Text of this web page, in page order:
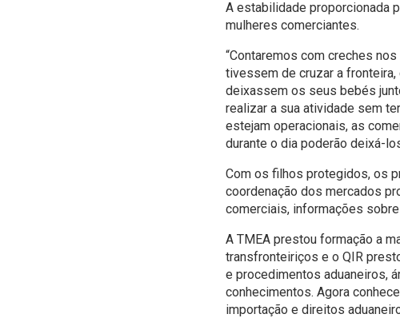
A estabilidade proporcionada
mulheres comerciantes.
“Contaremos com creches
tivessem de cruzar a
deixassem os seus bebés
realizar a sua atividade sem
estejam operacionais, as
durante o dia poderão deixá-
Com os filhos protegidos, os
coordenação dos mercados
comerciais, informações
A TMEA prestou formação a
transfronteiriços e o QIR
e procedimentos aduaneiros,
conhecimentos. Agora
importação e direitos